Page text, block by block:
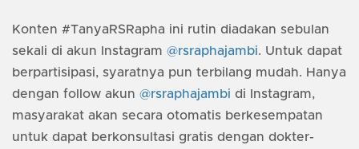
Konten #TanyaRSRapha ini rutin diadakan sebulan
sekali di akun Instagram @rsraphajambi. Untuk dapat
berpartisipasi, syaratnya pun terbilang mudah. Hanya
dengan follow akun @rsraphajambi di Instagram,
masyarakat akan secara otomatis berkesempatan
untuk dapat berkonsultasi gratis dengan dokter-